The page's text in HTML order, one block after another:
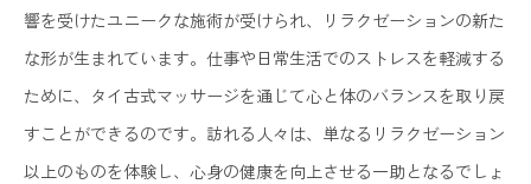
響を受けたユニークな施術が受けられ、リラクゼーションの新た
な形が生まれています。仕事や日常生活でのストレスを軽減する
ために、タイ古式マッサージを通じて心と体のバランスを取り戻
すことができるのです。訪れる人々は、単なるリラクゼーション
以上のものを体験し、心身の健康を向上させる一助となるでしょ